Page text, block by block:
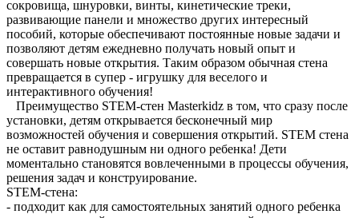
сокровища, шнуровки, винты, кинетические треки,
развивающие панели и множество других интересный
пособий, которые обеспечивают постоянные новые задачи и
позволяют детям ежедневно получать новый опыт и
совершать новые открытия. Таким образом обычная стена
превращается в супер - игрушку для веселого и
интерактивного обучения!
Преимущество STEM-стен Masterkidz в том, что сразу после
установки, детям открывается бесконечный мир
возможностей обучения и совершения открытий. STEM стена
не оставит равнодушным ни одного ребенка! Дети
моментально становятся вовлеченными в процессы обучения,
решения задач и конструирование.
STEM-стена:
- подходит как для самостоятельных занятий одного ребенка